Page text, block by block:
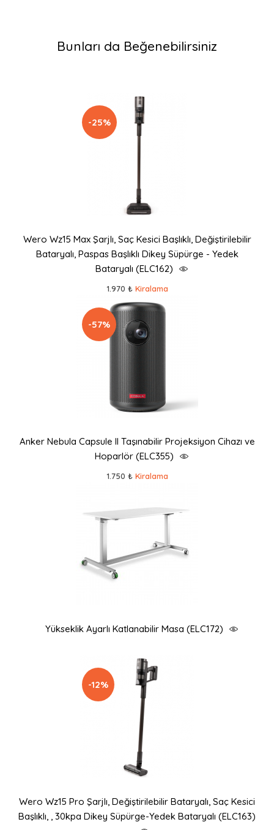
Bunları da Beğenebilirsiniz
-25%
Wero Wz15 Max Şarjlı, Saç Kesici Başlıklı, Değiştirilebilir
Bataryalı, Paspas Başlıklı Dikey Süpürge - Yedek
Bataryalı (ELC162)
1.970 ₺ Kiralama
-57%
Anker Nebula Capsule II Taşınabilir Projeksiyon Cihazı ve
Hoparlör (ELC355)
1.750 ₺ Kiralama
Yükseklik Ayarlı Katlanabilir Masa (ELC172)
-12%
Wero Wz15 Pro Şarjlı, Değiştirilebilir Bataryalı, Saç Kesici
Başlıklı, , 30kpa Dikey Süpürge-Yedek Bataryalı (ELC163)